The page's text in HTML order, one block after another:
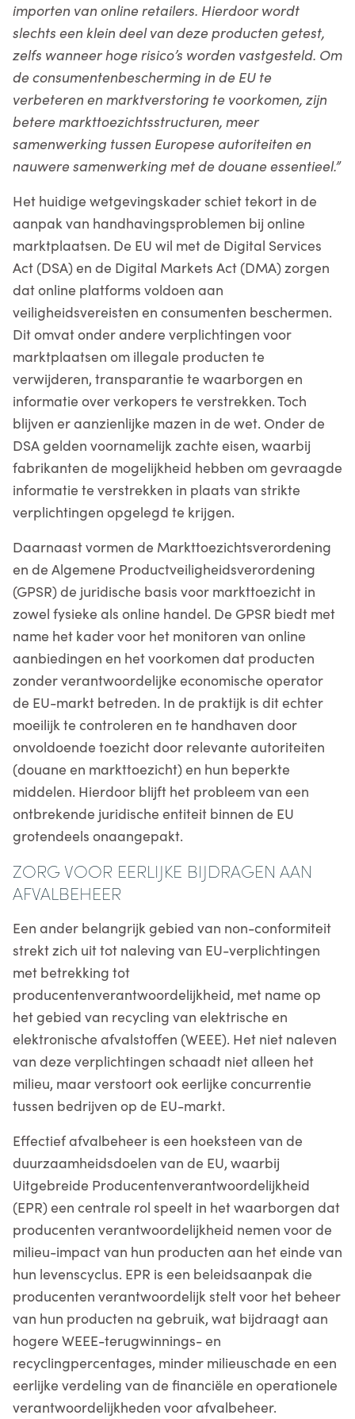
importen van online retailers. Hierdoor wordt
slechts een klein deel van deze producten getest,
zelfs wanneer hoge risico’s worden vastgesteld. Om
de consumentenbescherming in de EU te
verbeteren en marktverstoring te voorkomen, zijn
betere markttoezichtsstructuren, meer
samenwerking tussen Europese autoriteiten en
nauwere samenwerking met de douane essentieel.”
Het huidige wetgevingskader schiet tekort in de
aanpak van handhavingsproblemen bij online
marktplaatsen. De EU wil met de Digital Services
Act (DSA) en de Digital Markets Act (DMA) zorgen
dat online platforms voldoen aan
veiligheidsvereisten en consumenten beschermen.
Dit omvat onder andere verplichtingen voor
marktplaatsen om illegale producten te
verwijderen, transparantie te waarborgen en
informatie over verkopers te verstrekken. Toch
blijven er aanzienlijke mazen in de wet. Onder de
DSA gelden voornamelijk zachte eisen, waarbij
fabrikanten de mogelijkheid hebben om gevraagde
informatie te verstrekken in plaats van strikte
verplichtingen opgelegd te krijgen.
Daarnaast vormen de Markttoezichtsverordening
en de Algemene Productveiligheidsverordening
(GPSR) de juridische basis voor markttoezicht in
zowel fysieke als online handel. De GPSR biedt met
name het kader voor het monitoren van online
aanbiedingen en het voorkomen dat producten
zonder verantwoordelijke economische operator
de EU-markt betreden. In de praktijk is dit echter
moeilijk te controleren en te handhaven door
onvoldoende toezicht door relevante autoriteiten
(douane en markttoezicht) en hun beperkte
middelen. Hierdoor blijft het probleem van een
ontbrekende juridische entiteit binnen de EU
grotendeels onaangepakt.
ZORG VOOR EERLIJKE BIJDRAGEN AAN
AFVALBEHEER
Een ander belangrijk gebied van non-conformiteit
strekt zich uit tot naleving van EU-verplichtingen
met betrekking tot
producentenverantwoordelijkheid, met name op
het gebied van recycling van elektrische en
elektronische afvalstoffen (WEEE). Het niet naleven
van deze verplichtingen schaadt niet alleen het
milieu, maar verstoort ook eerlijke concurrentie
tussen bedrijven op de EU-markt.
Effectief afvalbeheer is een hoeksteen van de
duurzaamheidsdoelen van de EU, waarbij
Uitgebreide Producentenverantwoordelijkheid
(EPR) een centrale rol speelt in het waarborgen dat
producenten verantwoordelijkheid nemen voor de
milieu-impact van hun producten aan het einde van
hun levenscyclus. EPR is een beleidsaanpak die
producenten verantwoordelijk stelt voor het beheer
van hun producten na gebruik, wat bijdraagt aan
hogere WEEE-terugwinnings- en
recyclingpercentages, minder milieuschade en een
eerlijke verdeling van de financiële en operationele
verantwoordelijkheden voor afvalbeheer.